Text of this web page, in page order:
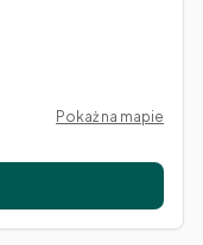
Pokaż na mapie